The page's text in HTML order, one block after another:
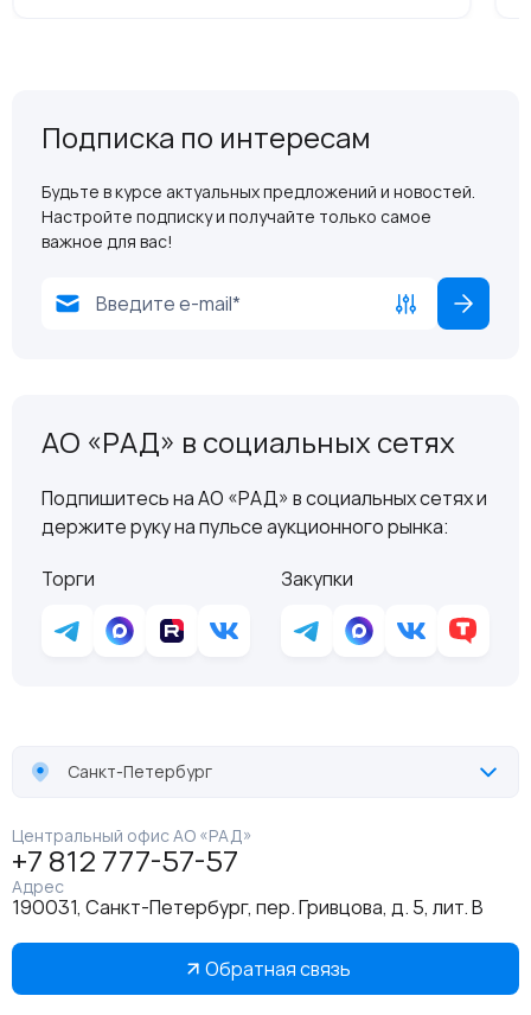
Подписка по интересам
Будьте в курсе актуальных предложений и новостей.
Настройте подписку и получайте только самое
важное для вас!
АО «РАД» в социальных сетях
Подпишитесь на АО «РАД» в социальных сетях и
держите руку на пульсе аукционного рынка:
Торги
Закупки
Санкт-Петербург
Центральный офис АО «РАД»
+7 812 777-57-57
Адрес
190031, Санкт-Петербург, пер. Гривцова, д. 5, лит. В
Обратная связь